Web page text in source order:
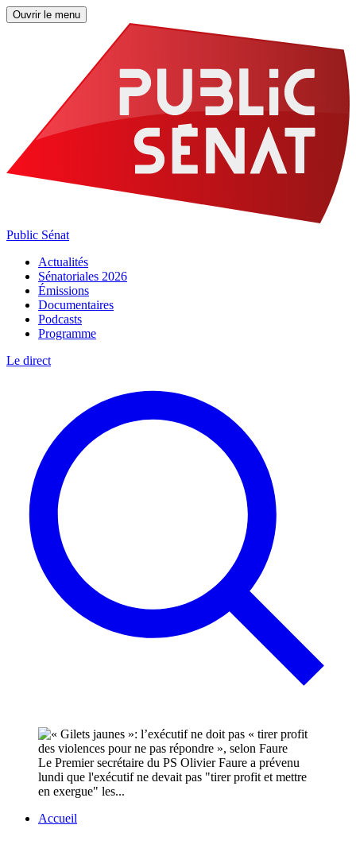
Ouvrir le menu
Public Sénat
Actualités
Sénatoriales 2026
Émissions
Documentaires
Podcasts
Programme
Le direct
Le Premier secrétaire du PS Olivier Faure a prévenu
lundi que l'exécutif ne devait pas "tirer profit et mettre
en exergue" les...
Accueil